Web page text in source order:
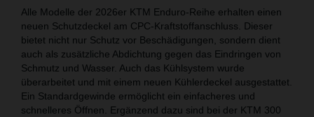
Alle Modelle der 2026er KTM Enduro-Reihe erhalten einen
neuen Schutzdeckel am CPC-Kraftstoffanschluss. Dieser
bietet nicht nur Schutz vor Beschädigungen, sondern dient
auch als zusätzliche Abdichtung gegen das Eindringen von
Schmutz und Wasser. Auch das Kühlsystem wurde
überarbeitet und mit einem neuen Kühlerdeckel ausgestattet.
Ein Standardgewinde ermöglicht ein einfacheres und
schnelleres Öffnen. Ergänzend dazu sind bei der KTM 300